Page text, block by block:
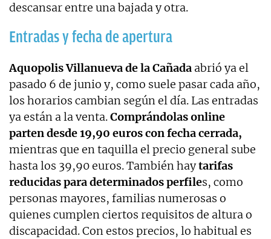
descansar entre una bajada y otra.
Entradas y fecha de apertura
Aquopolis Villanueva de la Cañada abrió ya el
pasado 6 de junio y, como suele pasar cada año,
los horarios cambian según el día. Las entradas
ya están a la venta.Comprándolas online
parten desde 19,90 euros con fecha cerrada,
mientras que en taquilla el precio general sube
hasta los 39,90 euros. También haytarifas
reducidas para determinados perfiles, como
personas mayores, familias numerosas o
quienes cumplen ciertos requisitos de altura o
discapacidad. Con estos precios, lo habitual es